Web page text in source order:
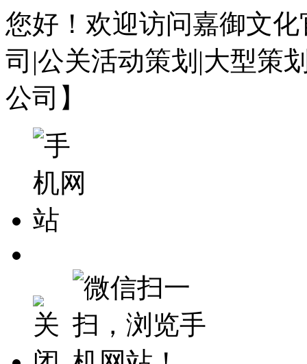
您好！欢迎访问嘉御文
司|公关活动策划|大型策
公司】